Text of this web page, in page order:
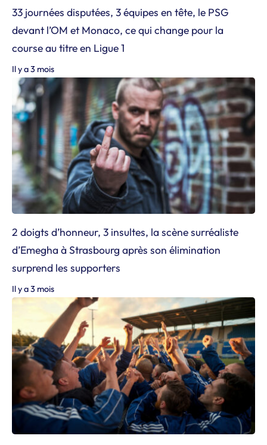
33 journées disputées, 3 équipes en tête, le PSG
devant l’OM et Monaco, ce qui change pour la
course au titre en Ligue 1
Il y a 3 mois
2 doigts d’honneur, 3 insultes, la scène surréaliste
d’Emegha à Strasbourg après son élimination
surprend les supporters
Il y a 3 mois